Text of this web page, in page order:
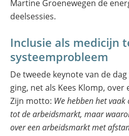
Martine Groenewegen de
deelsessies.
Inclusie als medicijn
systeemprobleem
De tweede keynote van de
ging, net als Kees Klomp,
Zijn motto: We hebben het
tot de arbeidsmarkt, maar
over een arbeidsmarkt met